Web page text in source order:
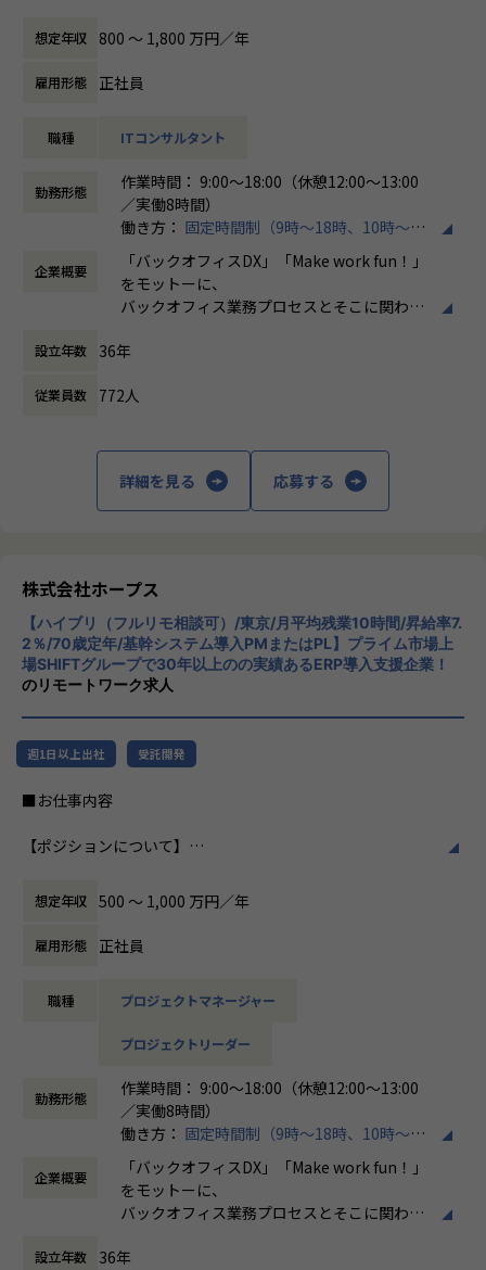
る」
・「日本で新しいマーケットを開拓する」
・「日本でもっと浸透させ、よりよい未来を創る」
だける方からのご応募をお待ちしております！
＜ホープスBLOGもご覧ください＞
プロジェクトの具体例やホープスの社風が分かる記事を掲載
しております！
是非ご覧ください！
HOPES Blog：https://blog.hopes-ise.co.jp/
・開発に強いホープス！そのため上流～下流工程まで案件の
・上流工程やマネジメント、コンサルタントにステップアッ
・ハイブリッド勤務あり！
・平均残業時間が月10時間！ワークライフバランスも整った
【業務の変更の範囲】
IT開発関連業務
実務を通してAWSの設計・構築スキルを高めるため、ホープ
スへご入社。
・Iさん（40代前半）
用・EOL対応に携わり、TerraformやAnsibleを用いた自動
AWS環境の保守・改善を中心に、ユーザー調整・スケジュー
ル管理も担当し、技術とマネジメントの両面からプロジェク
上流工程からシステム全体を俯瞰して関わった経験を活か
し、運用・保守だけでなく設計・構築に継続的に関われる環
境を求め、ホープスへご入社。
・Oさん（50代前半）
運用担当として従事。
ストとして活躍できる場を求めホープスへご入社。
「バックオフィスDX」「Make work fun！」をモットーに、
バックオフィス業務とそこに関わる人たちの働き方を変えて
いくことを通して、企業競争力を向上させることを使命とし
ています。
ヒトが元気になれば、ビジネスも活性化する。​
HOPESはヒトが何をすべきかを追求し、ITの力で “働くを楽
しく” へリノベートすることで社会に貢献します。​
・2020年に東証プライム上場SHIFTグループ入り！安定基盤
・明確な評価制度「昇給率7.7％」（2023年度実績）
のスキルアップも応援！
・70歳定年/役職定年無
・入社月から有休5日付与
＜ホープスBLOG＞
しております！
是非ご覧ください！
HOPES blog：https://blog.hopes-ise.co.jp/
【業務の変更の範囲】
IT開発関連業務
ホープスでは、リモートワーク活用があり平
く、プロジェクトに応じて柔軟な働き方がで
ています。
具体的には、以下のような業務に携わっていただきます。
・SAPシステムの導入プロジェクト支援（要件定義、設計、
実装、テスト、運用保守）
・クライアントとの折衝および課題解決の提案
売上過去最高記録を更新している当社では、今まさに第二次
準大手から中堅規模の企業に特化して、プライム案件、ERP
導入案件、DX推進案件の拡大に注力しております。
SAPコンサルタントとして組織を一緒に作っていただける方
ホープスは、ERP・ERP周辺のシステム開発・導入、
・MISSION「ワークをもっとワクワクに」
ヒトが元気になれば、ビジネスも活性化する。
・VISION「基幹系業務DXをリード」
ITの力で人手不足の解消と流動性の拡大に寄与するサービス
を提供し、世の中の仕事の標準化の輪を広げます。
【ホープスの目指す世界】
《ERP導入を支援し、業務標準化の輪を広げる》
準大手から中堅規模の企業においては実現していない企業が
ホープスはそのような企業への支援戦略を中心に事業を展開
大手企業、中規模企業向けのERP領域でシェアNO.1を目指し
【業務の変更の範囲】
IT開発関連業務
想定年収 800 〜 1,800 万円／年
雇用形態 正社員
職種 ITコンサルタント
勤務形態
作業時間： 9:00～18:00（休憩12:00～13:00
／実働8時間）
働き方： 固定時間制（9時～18時、10時～19
時など）
時間外労働の有無： 有（月平均10時間）
休憩時間： 60分
企業概要
「バックオフィスDX」「Make work fun！」
をモットーに、
バックオフィス業務プロセスとそこに関わる
企業競争力を向上させることを使命としてい
チ開発やコンサルティングまで幅広いサービ
スを提供しています。クラウドERPやローコ
ード開発を柱とし、業務効率化やDX推進、経
CloudやOracle ERP Cloudなどを活用し、企
業の業務プロセスを最適化し、経営管理の強
化を図っています1。
社風/文化
ホープスは、若手社員が活躍できる環境で、
社内の風通しが良く、活気に満ちた雰囲気が
特徴です。多様性を重視し、様々な国籍や背
景を持つ社員が協力し合いながら働いていま
働き方/リモートワーク
均週2～3日の在宅勤務が可能です。転勤はな
きます。残業は月平均10時間程度と少なく、
ています。
設立年数 36年
従業員数 772人
詳細を見る 応募する
株式会社ホープス
【ハイブリ（フルリモ相談可）/東京/月平均残業10時間/昇給率7.
2％/70歳定年/基幹システム導入PMまたはPL】プライム市場上
場SHIFTグループで30年以上のの実績あるERP導入支援企業！
のリモートワーク求人
週1日以上出社 受託開発
■お仕事内容
【ポジションについて】
テム導入プロジェクトにおいてPMまたはPLとして以下のよ
うな業務を想定しています。
・基幹システム導入PJにおける、要件定義～テスト、移行支
援
・進捗管理、メンバー管理 等
売上過去最高記録を更新している当社では、今まさに第二次
準大手から中堅規模の企業に特化して、プライム案件、ERP
導入案件、DX推進案件の拡大に注力しております。
公共系PJのPMまたはPLとして組織を一緒に作っていただけ
る方を募集しております。
【ポジションの魅力】
スで、事業拡大の一役を担えます！
想定年収 500 〜 1,000 万円／年
雇用形態 正社員
職種 プロジェクトマネージャー
プロジェクトリーダー
勤務形態
作業時間： 9:00～18:00（休憩12:00～13:00
／実働8時間）
働き方： 固定時間制（9時～18時、10時～19
時など）
時間外労働の有無： 有（月平均10時間）
休憩時間： 60分
企業概要
「バックオフィスDX」「Make work fun！」
をモットーに、
バックオフィス業務プロセスとそこに関わる
企業競争力を向上させることを使命としてい
設立年数 36年